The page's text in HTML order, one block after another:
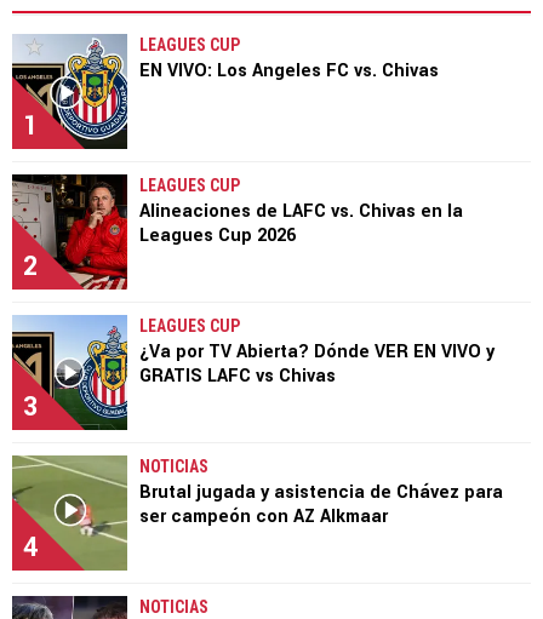
1
LEAGUES CUP
EN VIVO: Los Angeles FC vs. Chivas
2
LEAGUES CUP
Alineaciones de LAFC vs. Chivas en la
Leagues Cup 2026
3
LEAGUES CUP
¿Va por TV Abierta? Dónde VER EN VIVO y
GRATIS LAFC vs Chivas
4
NOTICIAS
Brutal jugada y asistencia de Chávez para
ser campeón con AZ Alkmaar
NOTICIAS